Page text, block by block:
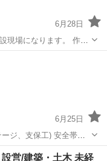
6月28日
現場になります。 作業
す！ 現場の中でも、1
保険あり ・交通費支
6月25日
ジ、支保工) 安全帯ハ
込み手数料605円) 社会
営/建築・土木 未経